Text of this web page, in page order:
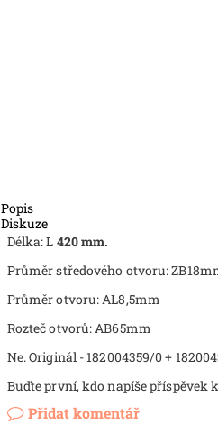
Popis
Diskuze
Délka: L 420 mm.
Průměr středového otvoru:
Průměr otvoru: AL8,5mm
Rozteč otvorů: AB65mm
Ne. Originál - 182004359/0 +
Buďte první, kdo napíše příspěvek
Přidat komentář